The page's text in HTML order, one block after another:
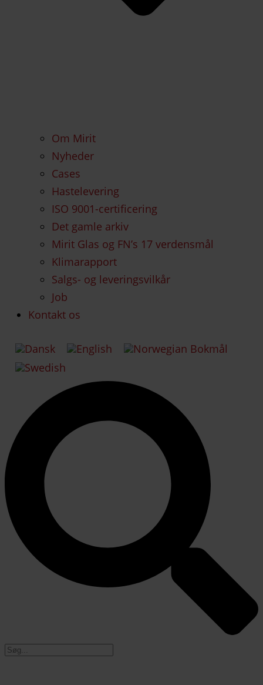
Om Mirit
Nyheder
Cases
Hastelevering
ISO 9001-certificering
Det gamle arkiv
Mirit Glas og FN’s 17 verdensmål
Klimarapport
Salgs- og leveringsvilkår
Job
Kontakt os